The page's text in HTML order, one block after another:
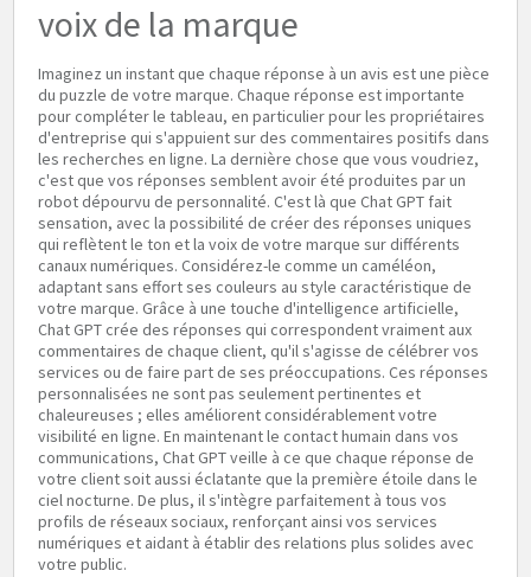
voix de la marque
Imaginez un instant que chaque réponse à un avis est une pièce
du puzzle de votre marque. Chaque réponse est importante
pour compléter le tableau, en particulier pour les propriétaires
d'entreprise qui s'appuient sur des commentaires positifs dans
les recherches en ligne. La dernière chose que vous voudriez,
c'est que vos réponses semblent avoir été produites par un
robot dépourvu de personnalité. C'est là que Chat GPT fait
sensation, avec la possibilité de créer des réponses uniques
qui reflètent le ton et la voix de votre marque sur différents
canaux numériques. Considérez-le comme un caméléon,
adaptant sans effort ses couleurs au style caractéristique de
votre marque. Grâce à une touche d'intelligence artificielle,
Chat GPT crée des réponses qui correspondent vraiment aux
commentaires de chaque client, qu'il s'agisse de célébrer vos
services ou de faire part de ses préoccupations. Ces réponses
personnalisées ne sont pas seulement pertinentes et
chaleureuses ; elles améliorent considérablement votre
visibilité en ligne. En maintenant le contact humain dans vos
communications, Chat GPT veille à ce que chaque réponse de
votre client soit aussi éclatante que la première étoile dans le
ciel nocturne. De plus, il s'intègre parfaitement à tous vos
profils de réseaux sociaux, renforçant ainsi vos services
numériques et aidant à établir des relations plus solides avec
votre public.